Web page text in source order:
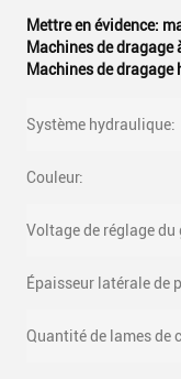
Mettre en évidence:
Machines de dragage
Machines de dragage
Système hydraulique:
Couleur:
Voltage de réglage du
Épaisseur latérale de
Quantité de lames de